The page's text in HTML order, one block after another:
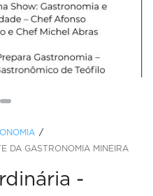
DA GASTRONOMIA MINEIRA
-